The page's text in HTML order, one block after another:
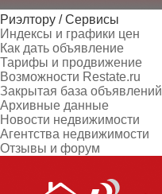
Риэлтору / Сервисы
Индексы и графики цен
Как дать объявление
Тарифы и продвижение
Возможности Restate.ru
Закрытая база объявлений
Архивные данные
Новости недвижимости
Агентства недвижимости
Отзывы и форум